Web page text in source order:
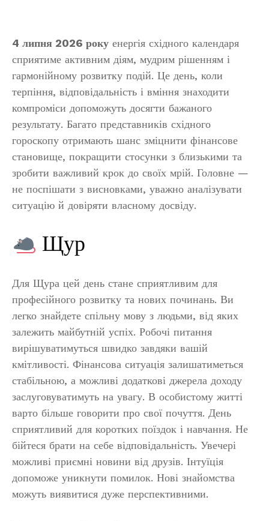
4 липня 2026 року енергія східного календаря
сприятиме активним діям, мудрим рішенням і
гармонійному розвитку подій. Це день, коли
терпіння, відповідальність і вміння знаходити
компроміси допоможуть досягти бажаного
результату. Багато представників східного
гороскопу отримають шанс зміцнити фінансове
становище, покращити стосунки з близькими та
зробити важливий крок до своїх мрій. Головне —
не поспішати з висновками, уважно аналізувати
ситуацію й довіряти власному досвіду.
Щур
Для Щура цей день стане сприятливим для
професійного розвитку та нових починань. Ви
легко знайдете спільну мову з людьми, від яких
залежить майбутній успіх. Робочі питання
вирішуватимуться швидко завдяки вашій
кмітливості. Фінансова ситуація залишатиметься
стабільною, а можливі додаткові джерела доходу
заслуговуватимуть на увагу. В особистому житті
варто більше говорити про свої почуття. День
сприятливий для коротких поїздок і навчання. Не
бійтеся брати на себе відповідальність. Увечері
можливі приємні новини від друзів. Інтуїція
допоможе уникнути помилок. Нові знайомства
можуть виявитися дуже перспективними.